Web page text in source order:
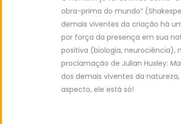
obra-prima do mundo”
demais viventes da criação há
por força da presença em sua
positiva (biologia, neurociência),
proclamação de Julian Huxley:
dos demais viventes da
aspecto, ele está só!